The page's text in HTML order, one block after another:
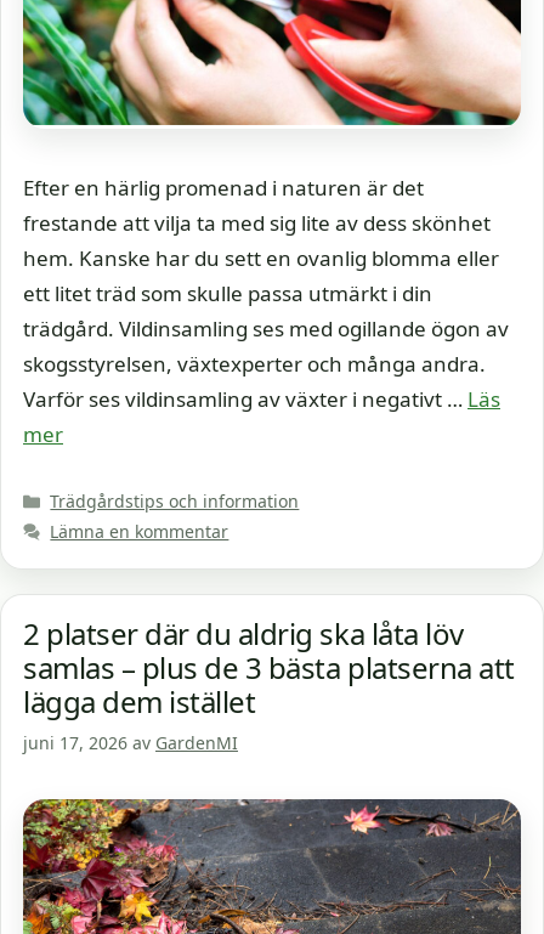
Efter en härlig promenad i naturen är det
frestande att vilja ta med sig lite av dess skönhet
hem. Kanske har du sett en ovanlig blomma eller
ett litet träd som skulle passa utmärkt i din
trädgård. Vildinsamling ses med ogillande ögon av
skogsstyrelsen, växtexperter och många andra.
Varför ses vildinsamling av växter i negativt … Läs
mer
Kategorier
Trädgårdstips och information
Lämna en kommentar
2 platser där du aldrig ska låta löv
samlas – plus de 3 bästa platserna att
lägga dem istället
juni 17, 2026 av GardenMI